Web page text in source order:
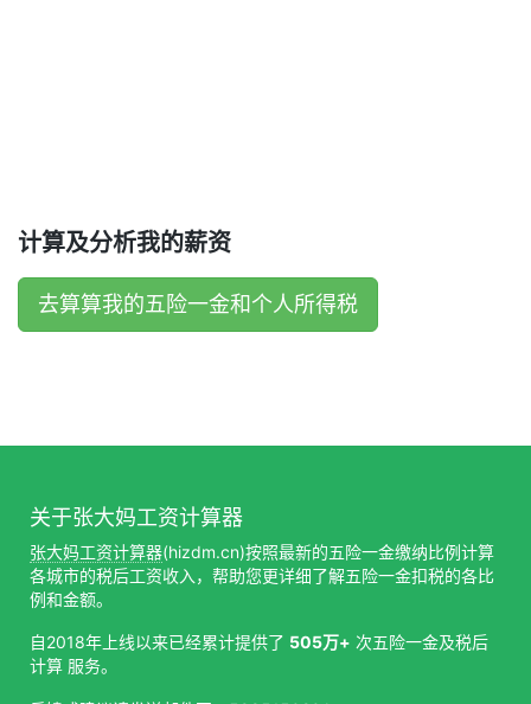
计算及分析我的薪资
去算算我的五险一金和个人所得税
关于张大妈工资计算器
张大妈工资计算器(hizdm.cn)按照最新的五险一金缴纳比例计算
各城市的税后工资收入，帮助您更详细了解五险一金扣税的各比
例和金额。
自2018年上线以来已经累计提供了 505万+ 次五险一金及税后
计算 服务。